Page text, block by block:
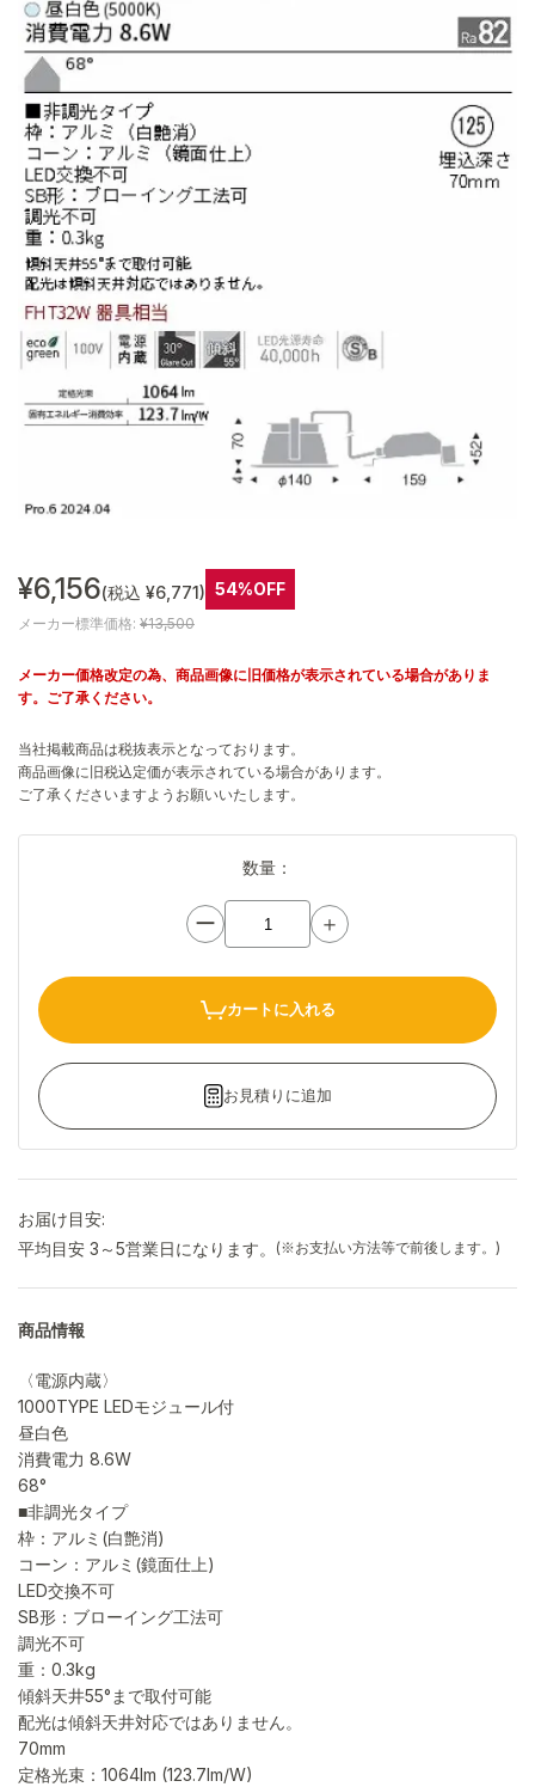
¥6,156(税込 ¥6,771) 54%OFF
メーカー標準価格: ¥13,500
メーカー価格改定の為、商品画像に旧価格が表示されている場合がありま
す。ご了承ください。
当社掲載商品は税抜表示となっております。
商品画像に旧税込定価が表示されている場合があります。
ご了承くださいますようお願いいたします。
数量：
ー ＋
カートに入れる
お見積りに追加
お届け目安:
平均目安 3～5営業日になります。
(※お支払い方法等で前後します。)
商品情報
〈電源内蔵〉
1000TYPE LEDモジュール付
昼白色
消費電力 8.6W
68°
■非調光タイプ
枠：アルミ(白艶消)
コーン：アルミ(鏡面仕上)
LED交換不可
SB形：ブローイング工法可
調光不可
重：0.3kg
傾斜天井55°まで取付可能
配光は傾斜天井対応ではありません。
70mm
定格光束：1064lm (123.7lm/W)